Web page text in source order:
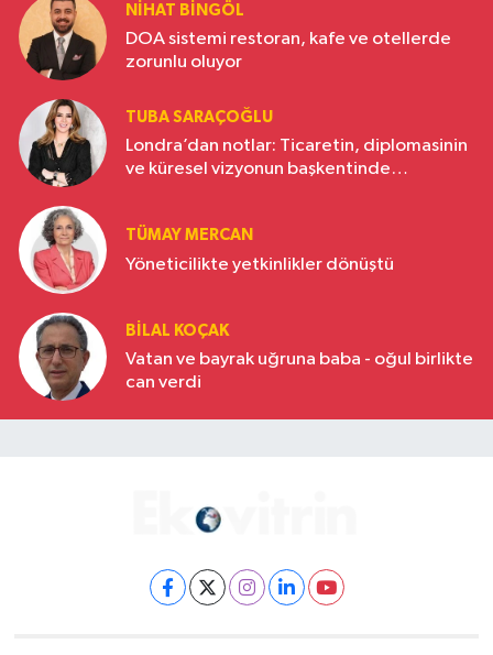
NIHAT BINGÖL
DOA sistemi restoran, kafe ve otellerde
zorunlu oluyor
TUBA SARAÇOĞLU
Londra’dan notlar: Ticaretin, diplomasinin
ve küresel vizyonun başkentinde
TÜMAY MERCAN
Yöneticilikte yetkinlikler dönüştü
BILAL KOÇAK
Vatan ve bayrak uğruna baba - oğul birlikte
can verdi